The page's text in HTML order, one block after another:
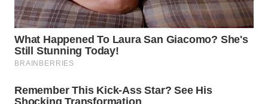
WN
SIMALUNGUN
WN
LABUHANBATU
WN